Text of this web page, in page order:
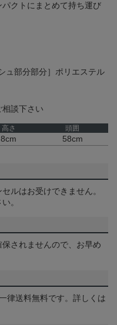
クトにまとめて持ち運び
部分部分］ポリエステル
談下さい
高さ 頭囲
8cm 58cm
ルはお受けできません。
。
されませんので、お早め
律送料無料です。詳しくは